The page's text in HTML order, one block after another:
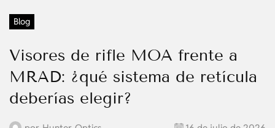
Blog
Visores de rifle MOA frente a
MRAD: ¿qué sistema de retícula
deberías elegir?